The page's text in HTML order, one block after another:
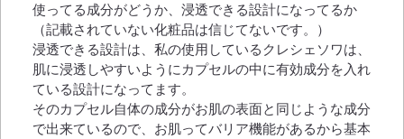
使ってる成分がどうか、浸透できる設計になってるか
（記載されていない化粧品は信じてないです。）
浸透できる設計は、私の使用しているクレシェソワは、
肌に浸透しやすいようにカプセルの中に有効成分を入れ
ている設計になってます。
そのカプセル自体の成分がお肌の表面と同じような成分
で出来ているので、お肌ってバリア機能があるから基本